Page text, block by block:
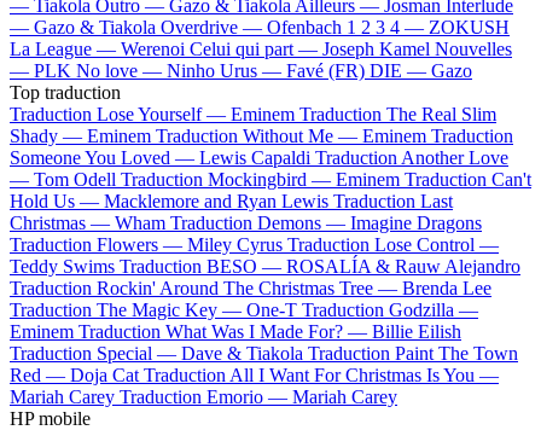
— Tiakola Outro — Gazo & Tiakola Ailleurs — Josman Interlude
— Gazo & Tiakola Overdrive — Ofenbach 1 2 3 4 — ZOKUSH
La League — Werenoi Celui qui part — Joseph Kamel Nouvelles
— PLK No love — Ninho Urus — Favé (FR) DIE — Gazo
Top traduction
Traduction Lose Yourself — Eminem Traduction The Real Slim
Shady — Eminem Traduction Without Me — Eminem Traduction
Someone You Loved — Lewis Capaldi Traduction Another Love
— Tom Odell Traduction Mockingbird — Eminem Traduction Can't
Hold Us — Macklemore and Ryan Lewis Traduction Last
Christmas — Wham Traduction Demons — Imagine Dragons
Traduction Flowers — Miley Cyrus Traduction Lose Control —
Teddy Swims Traduction BESO — ROSALÍA & Rauw Alejandro
Traduction Rockin' Around The Christmas Tree — Brenda Lee
Traduction The Magic Key — One-T Traduction Godzilla —
Eminem Traduction What Was I Made For? — Billie Eilish
Traduction Special — Dave & Tiakola Traduction Paint The Town
Red — Doja Cat Traduction All I Want For Christmas Is You —
Mariah Carey Traduction Emorio — Mariah Carey
HP mobile